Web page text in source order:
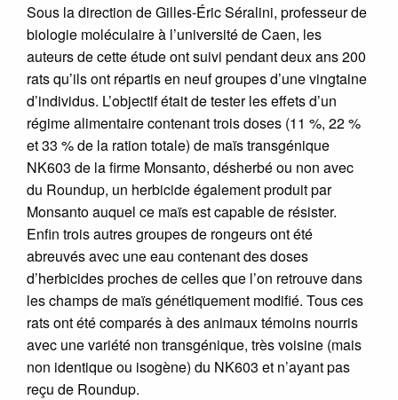
Sous la direction de Gilles-Éric Séralini, professeur de
biologie moléculaire à l’université de Caen, les
auteurs de cette étude ont suivi pendant deux ans 200
rats qu’ils ont répartis en neuf groupes d’une vingtaine
d’individus. L’objectif était de tester les effets d’un
régime alimentaire contenant trois doses (11 %, 22 %
et 33 % de la ration totale) de maïs transgénique
NK603 de la firme Monsanto, désherbé ou non avec
du Roundup, un herbicide également produit par
Monsanto auquel ce maïs est capable de résister.
Enfin trois autres groupes de rongeurs ont été
abreuvés avec une eau contenant des doses
d’herbicides proches de celles que l’on retrouve dans
les champs de maïs génétiquement modifié. Tous ces
rats ont été comparés à des animaux témoins nourris
avec une variété non transgénique, très voisine (mais
non identique ou isogène) du NK603 et n’ayant pas
reçu de Roundup.